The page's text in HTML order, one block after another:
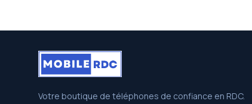
Votre boutique de téléphones de confiance en RDC.